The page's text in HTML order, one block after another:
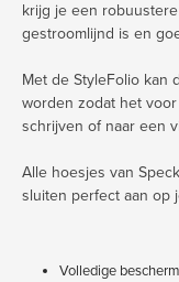
krijg je een
gestroomlijnd is en
Met de StyleFolio kan
worden zodat het
schrijven of naar een
Alle hoesjes van
sluiten perfect aan op
Volledige